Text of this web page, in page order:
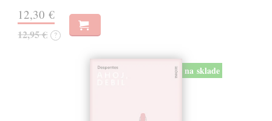
12,30 €
12,95 € ?
na sklade